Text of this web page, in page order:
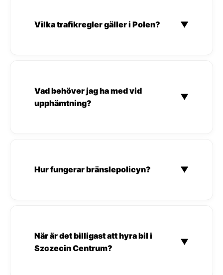
Vilka trafikregler gäller i Polen? ▼
Vad behöver jag ha med vid
upphämtning?
▼
Hur fungerar bränslepolicyn? ▼
När är det billigast att hyra bil i
Szczecin Centrum?
▼